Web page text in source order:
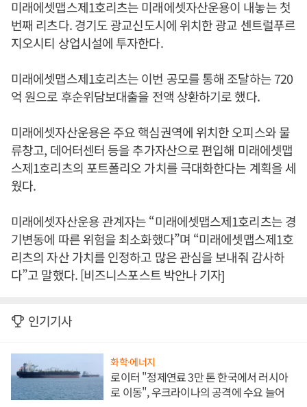
미래에셋맵스제1호리츠는 미래에셋자산운용이 내놓는 첫
번째 리츠다. 경기도 광교신도시에 위치한 광교 센트럴푸르
지오시티 상업시설에 투자한다.
미래에셋맵스제1호리츠는 이번 공모를 통해 조달하는 720
억 원으로 후순위담보대출을 전액 상환하기로 했다.
미래에셋자산운용은 주요 핵심권역에 위치한 오피스와 물
류창고, 데어터센터 등을 추가자산으로 편입해 미래에셋맵
스제1호리츠의 포트폴리오 가치를 극대화한다는 계획을 세
웠다.
미래에셋자산운용 관계자는 “미래에셋맵스제1호리츠는 경
기변동에 따른 위험을 최소화했다”며 “미래에셋맵스제1호
리츠의 자산 가치를 인정하고 많은 관심을 보내줘 감사하
다”고 말했다. [비즈니스포스트 박안나 기자]
인기기사
화학·에너지
로이터 "정제연료 3만 톤 한국에서 러시아
로 이동", 우크라이나의 공격에 수요 늘어